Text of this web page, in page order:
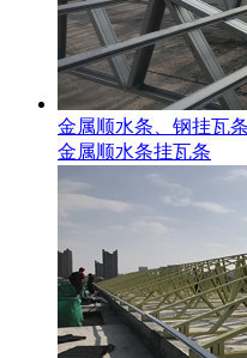
金属顺水条、钢挂瓦
金属顺水条挂瓦条